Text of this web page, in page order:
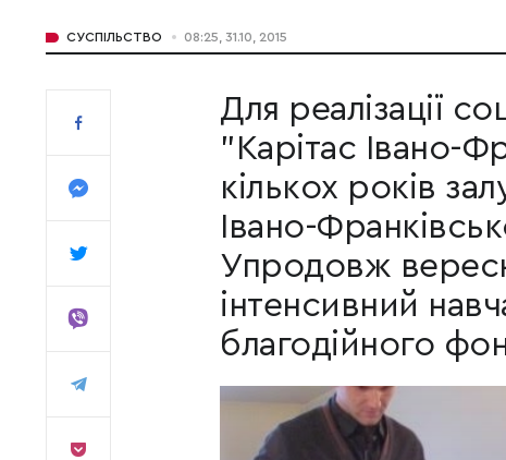
СУСПІЛЬСТВО 08:25, 31.10, 2015
Для реалізації
"Карітас Івано-
кількох років
Івано-
Упродовж
інтенсивний
благодійного